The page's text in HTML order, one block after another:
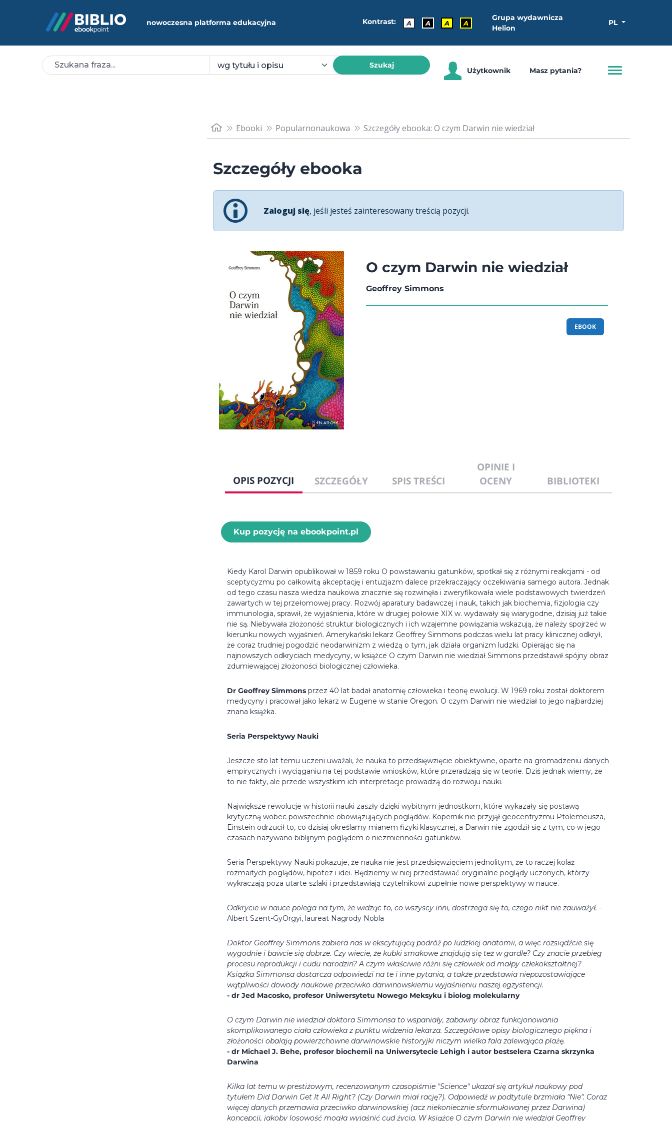
nowoczesna platforma edukacyjna Kontrast: A A A A
Grupa wydawnicza
Helion
PL
Szukaj
Użytkownik Masz pytania?
Ebooki Popularnonaukowa Szczegóły ebooka: O czym Darwin nie wiedział
Szczegóły ebooka
Zaloguj się, jeśli jesteś zainteresowany treścią pozycji.
O czym Darwin nie wiedział
Geoffrey Simmons
EBOOK
OPIS POZYCJI SZCZEGÓŁY SPIS TREŚCI
OPINIE I
OCENY
BIBLIOTEKI
Kup pozycję na ebookpoint.pl
Kiedy Karol Darwin opublikował w 1859 roku O powstawaniu gatunków, spotkał się z różnymi reakcjami - od
sceptycyzmu po całkowitą akceptację i entuzjazm dalece przekraczający oczekiwania samego autora. Jednak
od tego czasu nasza wiedza naukowa znacznie się rozwinęła i zweryfikowała wiele podstawowych twierdzeń
zawartych w tej przełomowej pracy. Rozwój aparatury badawczej i nauk, takich jak biochemia, fizjologia czy
immunologia, sprawił, że wyjaśnienia, które w drugiej połowie XIX w. wydawały się wiarygodne, dzisiaj już takie
nie są. Niebywała złożoność struktur biologicznych i ich wzajemne powiązania wskazują, że należy spojrzeć w
kierunku nowych wyjaśnień. Amerykański lekarz Geoffrey Simmons podczas wielu lat pracy klinicznej odkrył,
że coraz trudniej pogodzić neodarwinizm z wiedzą o tym, jak działa organizm ludzki. Opierając się na
najnowszych odkryciach medycyny, w książce O czym Darwin nie wiedział Simmons przedstawił spójny obraz
zdumiewającej złożoności biologicznej człowieka.
Dr Geoffrey Simmons przez 40 lat badał anatomię człowieka i teorię ewolucji. W 1969 roku został doktorem
medycyny i pracował jako lekarz w Eugene w stanie Oregon. O czym Darwin nie wiedział to jego najbardziej
znana książka.
Seria Perspektywy Nauki
Jeszcze sto lat temu uczeni uważali, że nauka to przedsięwzięcie obiektywne, oparte na gromadzeniu danych
empirycznych i wyciąganiu na tej podstawie wniosków, które przeradzają się w teorie. Dziś jednak wiemy, że
to nie fakty, ale przede wszystkim ich interpretacje prowadzą do rozwoju nauki.
Największe rewolucje w historii nauki zaszły dzięki wybitnym jednostkom, które wykazały się postawą
krytyczną wobec powszechnie obowiązujących poglądów. Kopernik nie przyjął geocentryzmu Ptolemeusza,
Einstein odrzucił to, co dzisiaj określamy mianem fizyki klasycznej, a Darwin nie zgodził się z tym, co w jego
czasach nazywano biblijnym poglądem o niezmienności gatunków.
Seria Perspektywy Nauki pokazuje, że nauka nie jest przedsięwzięciem jednolitym, że to raczej kolaż
rozmaitych poglądów, hipotez i idei. Będziemy w niej przedstawiać oryginalne poglądy uczonych, którzy
wykraczają poza utarte szlaki i przedstawiają czytelnikowi zupełnie nowe perspektywy w nauce.
Odkrycie w nauce polega na tym, że widząc to, co wszyscy inni, dostrzega się to, czego nikt nie zauważył. -
Albert Szent-GyOrgyi, laureat Nagrody Nobla
Doktor Geoffrey Simmons zabiera nas w ekscytującą podróż po ludzkiej anatomii, a więc rozsiądźcie się
wygodnie i bawcie się dobrze. Czy wiecie, że kubki smakowe znajdują się też w gardle? Czy znacie przebieg
procesu reprodukcji i cudu narodzin? A czym właściwie różni się człowiek od małpy człekokształtnej?
Książka Simmonsa dostarcza odpowiedzi na te i inne pytania, a także przedstawia niepozostawiające
wątpliwości dowody naukowe przeciwko darwinowskiemu wyjaśnieniu naszej egzystencji.
- dr Jed Macosko, profesor Uniwersytetu Nowego Meksyku i biolog molekularny
O czym Darwin nie wiedział doktora Simmonsa to wspaniały, zabawny obraz funkcjonowania
skomplikowanego ciała człowieka z punktu widzenia lekarza. Szczegółowe opisy biologicznego piękna i
złożoności obalają powierzchowne darwinowskie historyjki niczym wielka fala zalewająca plażę.
- dr Michael J. Behe, profesor biochemii na Uniwersytecie Lehigh i autor bestselera Czarna skrzynka
Darwina
Kilka lat temu w prestiżowym, recenzowanym czasopiśmie "Science" ukazał się artykuł naukowy pod
tytułem Did Darwin Get It All Right? (Czy Darwin miał rację?). Odpowiedź w podtytule brzmiała "Nie". Coraz
więcej danych przemawia przeciwko darwinowskiej (acz niekoniecznie sformułowanej przez Darwina)
koncepcji, jakoby losowość mogła wyjaśnić cud życia. W książce O czym Darwin nie wiedział Geoffrey